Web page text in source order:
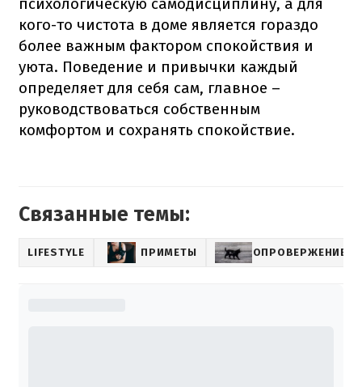
кого-то чистота в доме является гораздо
более важным фактором спокойствия и
уюта. Поведение и привычки каждый
определяет для себя сам, главное –
руководствоваться собственным
комфортом и сохранять спокойствие.
Связанные темы:
LIFESTYLE ПРИМЕТЫ ОПРОВЕРЖЕНИЕ